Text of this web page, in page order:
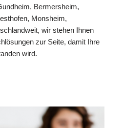
Bermersheim,
Monsheim,
wir stehen Ihnen
zur Seite, damit Ihre
wird.